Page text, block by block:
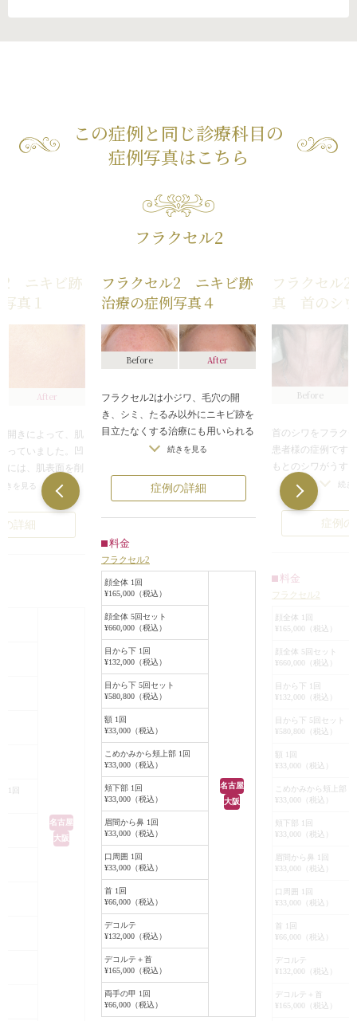
この症例と同じ診療科目の
症例写真はこちら
フラクセル2
2 ニキビ跡
真１
After
開きによって、肌
っていました。凹
には、肌表面を削
が効果的。他にも
治療はあります
凸をしっかり平ら
ラクセル2です。
きを見る
詳細
名古屋
大阪
1回
フラクセル2 ニキビ跡
治療の症例写真４
Before After
フラクセル2は小ジワ、毛穴の開
き、シミ、たるみ以外にニキビ跡を
目立たなくする治療にも用いられる
ことがあります。
キビ跡が目立ちにくくなった患者様
のものです。
顕微鏡でしか見えない大きさのレー
質層を傷つけることなく皮膚の再生
を促します。この患者様の場合も目
立っていたニキビ跡が、皮膚の再生
が促されたことでほとんど目立たな
くなりました。
続きを見る
症例の詳細
料金
フラクセル2
顔全体 1回
¥165,000（税込）
名古屋
大阪
顔全体 5回セット
¥660,000（税込）
目から下 1回
¥132,000（税込）
目から下 5回セット
¥580,800（税込）
額 1回
¥33,000（税込）
こめかみから頬上部 1回
¥33,000（税込）
頬下部 1回
¥33,000（税込）
眉間から鼻 1回
¥33,000（税込）
口周囲 1回
¥33,000（税込）
首 1回
¥66,000（税込）
デコルテ
¥132,000（税込）
デコルテ＋首
¥165,000（税込）
両手の甲 1回
¥66,000（税込）
フラクセル
真 首のシ
Before
首のシワをフラク
患者様の症例です
もとのシワがうす
わかります。
フラクセル2は、
ない大きさのレー
質層を傷つけるこ
いただく施術の1つ
射密度をきめ細か
で、患者様お一人
状態、お悩みに合
ます。
続き
症例
料金
フラクセル2
顔全体 1回
¥165,000（税込）
顔全体 5回セット
¥660,000（税込）
目から下 1回
¥132,000（税込）
目から下 5回セット
¥580,800（税込）
額 1回
¥33,000（税込）
こめかみから頬上部 1
¥33,000（税込）
頬下部 1回
¥33,000（税込）
眉間から鼻 1回
¥33,000（税込）
口周囲 1回
¥33,000（税込）
首 1回
¥66,000（税込）
デコルテ
¥132,000（税込）
デコルテ＋首
¥165,000（税込）